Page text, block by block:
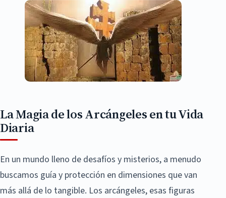
La Magia de los Arcángeles en tu Vida
Diaria
En un mundo lleno de desafíos y misterios, a menudo
buscamos guía y protección en dimensiones que van
más allá de lo tangible. Los arcángeles, esas figuras